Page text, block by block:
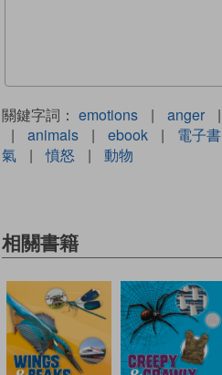
關鍵字詞： emotions | anger |
|
animals | ebook | 電子書
氣
| 憤怒 | 動物
相關書籍